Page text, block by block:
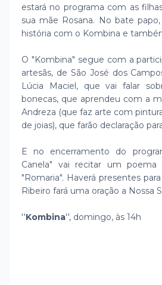
estará no programa com as
sua mãe Rosana. No bate
história com o Kombina e
O "Kombina" segue com a
artesãs, de São José dos
Lúcia Maciel, que vai falar
bonecas, que aprendeu com a
Andreza (que faz arte com
de joias), que farão declaração
E no encerramento do
Canela" vai recitar um
"Romaria". Haverá presentes
Ribeiro fará uma oração a Nossa
''Kombina'', domingo, às 14h